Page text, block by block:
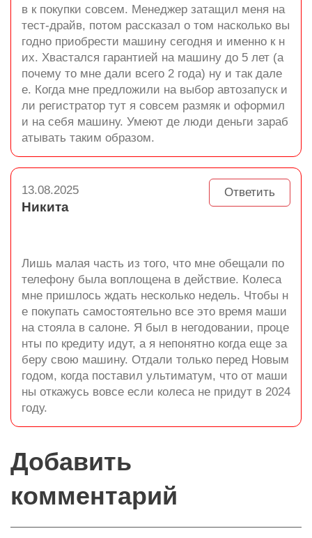
в к покупки совсем. Менеджер затащил меня на
тест-драйв, потом рассказал о том насколько вы
годно приобрести машину сегодня и именно к н
их. Хвастался гарантией на машину до 5 лет (а
почему то мне дали всего 2 года) ну и так дале
е. Когда мне предложили на выбор автозапуск и
ли регистратор тут я совсем размяк и оформил
и на себя машину. Умеют де люди деньги зараб
атывать таким образом.
Ответить
13.08.2025
Никита
Лишь малая часть из того, что мне обещали по
телефону была воплощена в действие. Колеса
мне пришлось ждать несколько недель. Чтобы н
е покупать самостоятельно все это время маши
на стояла в салоне. Я был в негодовании, проце
нты по кредиту идут, а я непонятно когда еще за
беру свою машину. Отдали только перед Новым
годом, когда поставил ультиматум, что от маши
ны откажусь вовсе если колеса не придут в 2024
году.
Добавить
комментарий